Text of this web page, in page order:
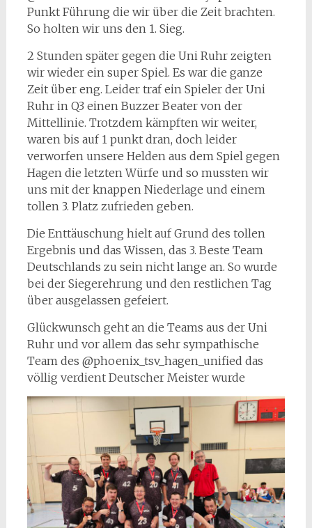
Punkt Führung die wir über die Zeit brachten.
So holten wir uns den 1. Sieg.
2 Stunden später gegen die Uni Ruhr zeigten
wir wieder ein super Spiel. Es war die ganze
Zeit über eng. Leider traf ein Spieler der Uni
Ruhr in Q3 einen Buzzer Beater von der
Mittellinie. Trotzdem kämpften wir weiter,
waren bis auf 1 punkt dran, doch leider
verworfen unsere Helden aus dem Spiel gegen
Hagen die letzten Würfe und so mussten wir
uns mit der knappen Niederlage und einem
tollen 3. Platz zufrieden geben.
Die Enttäuschung hielt auf Grund des tollen
Ergebnis und das Wissen, das 3. Beste Team
Deutschlands zu sein nicht lange an. So wurde
bei der Siegerehrung und den restlichen Tag
über ausgelassen gefeiert.
Glückwunsch geht an die Teams aus der Uni
Ruhr und vor allem das sehr sympathische
Team des @phoenix_tsv_hagen_unified das
völlig verdient Deutscher Meister wurde